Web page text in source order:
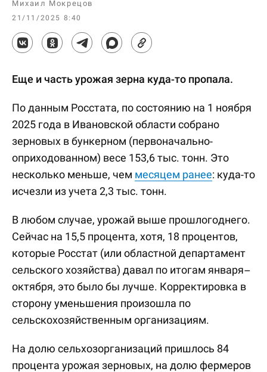
Михаил Мокрецов
21/11/2025 8:40
Еще и часть урожая зерна куда-то пропала.
По данным Росстата, по состоянию на 1 ноября
2025 года в Ивановской области собрано
зерновых в бункерном (первоначально-
оприходованном) весе 153,6 тыс. тонн. Это
несколько меньше, чем месяцем ранее: куда-то
исчезли из учета 2,3 тыс. тонн.
В любом случае, урожай выше прошлогоднего.
Сейчас на 15,5 процента, хотя, 18 процентов,
которые Росстат (или областной департамент
сельского хозяйства) давал по итогам января–
октября, это было бы лучше. Корректировка в
сторону уменьшения произошла по
сельскохозяйственным организациям.
На долю сельхозорганизаций пришлось 84
процента урожая зерновых, на долю фермеров